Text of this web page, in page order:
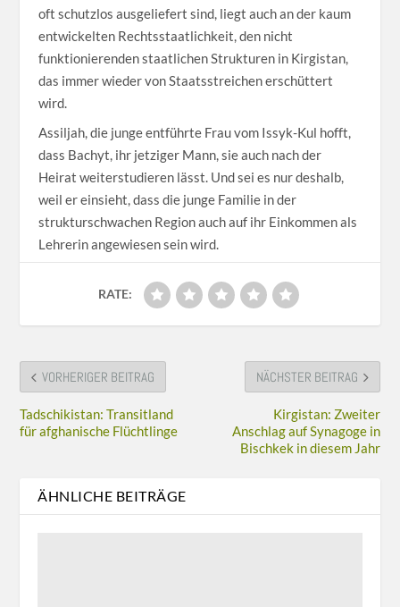
oft schutzlos ausgeliefert sind, liegt auch an der kaum
entwickelten Rechtsstaatlichkeit, den nicht
funktionierenden staatlichen Strukturen in Kirgistan,
das immer wieder von Staatsstreichen erschüttert
wird.
Assiljah, die junge entführte Frau vom Issyk-Kul hofft,
dass Bachyt, ihr jetziger Mann, sie auch nach der
Heirat weiterstudieren lässt. Und sei es nur deshalb,
weil er einsieht, dass die junge Familie in der
strukturschwachen Region auch auf ihr Einkommen als
Lehrerin angewiesen sein wird.
RATE:
VORHERIGER BEITRAG
Tadschikistan: Transitland
für afghanische Flüchtlinge
NÄCHSTER BEITRAG
Kirgistan: Zweiter
Anschlag auf Synagoge in
Bischkek in diesem Jahr
ÄHNLICHE BEITRÄGE